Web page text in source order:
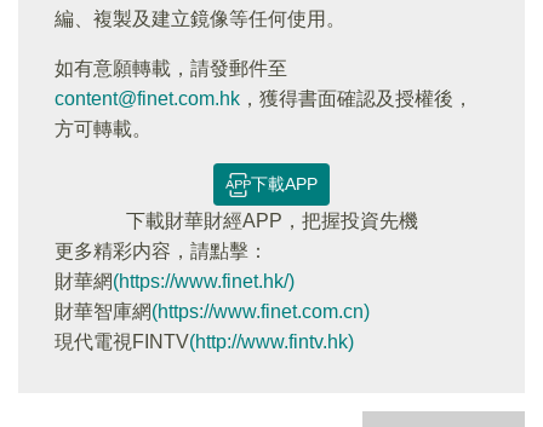
編、複製及建立鏡像等任何使用。
如有意願轉載，請發郵件至
content@finet.com.hk ，獲得書面確認及授權後，
方可轉載。
下載APP
下載財華財經APP，把握投資先機
更多精彩内容，請點擊：
財華網(https://www.finet.hk/)
財華智庫網(https://www.finet.com.cn)
現代電視FINTV(http://www.fintv.hk)